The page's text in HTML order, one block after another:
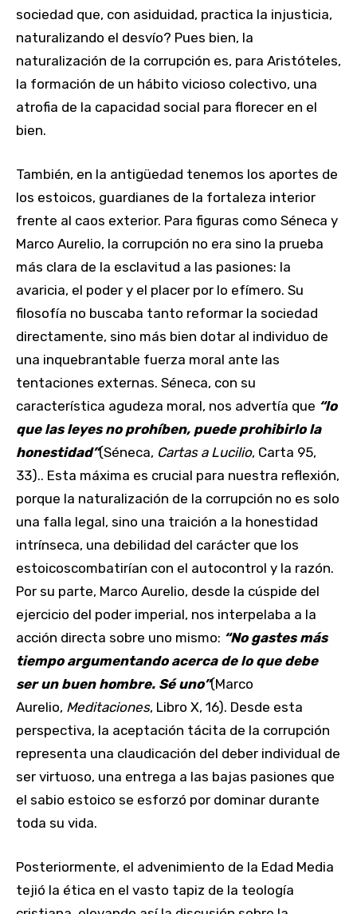
sociedad que, con asiduidad, practica la injusticia,
naturalizando el desvío? Pues bien, la
naturalización de la corrupción es, para Aristóteles,
la formación de un hábito vicioso colectivo, una
atrofia de la capacidad social para florecer en el
bien.
También, en la antigüedad tenemos los aportes de
los estoicos, guardianes de la fortaleza interior
frente al caos exterior. Para figuras como Séneca y
Marco Aurelio, la corrupción no era sino la prueba
más clara de la esclavitud a las pasiones: la
avaricia, el poder y el placer por lo efímero. Su
filosofía no buscaba tanto reformar la sociedad
directamente, sino más bien dotar al individuo de
una inquebrantable fuerza moral ante las
tentaciones externas. Séneca, con su
característica agudeza moral, nos advertía que “lo
que las leyes no prohíben, puede prohibirlo la
honestidad”(Séneca, Cartas a Lucilio, Carta 95,
33).. Esta máxima es crucial para nuestra reflexión,
porque la naturalización de la corrupción no es solo
una falla legal, sino una traición a la honestidad
intrínseca, una debilidad del carácter que los
estoicoscombatirían con el autocontrol y la razón.
Por su parte, Marco Aurelio, desde la cúspide del
ejercicio del poder imperial, nos interpelaba a la
acción directa sobre uno mismo: “No gastes más
tiempo argumentando acerca de lo que debe
ser un buen hombre. Sé uno”(Marco
Aurelio, Meditaciones, Libro X, 16). Desde esta
perspectiva, la aceptación tácita de la corrupción
representa una claudicación del deber individual de
ser virtuoso, una entrega a las bajas pasiones que
el sabio estoico se esforzó por dominar durante
toda su vida.
Posteriormente, el advenimiento de la Edad Media
tejió la ética en el vasto tapiz de la teología